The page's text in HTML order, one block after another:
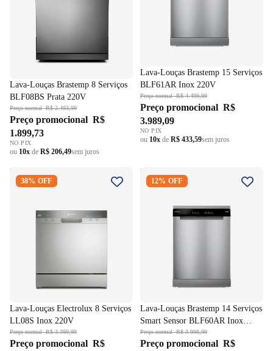
Lava-Louças Brastemp 8 Serviços
BLF08BS Prata 220V
Preço normalR$ 2.493,99
Preço promocional R$
1.899,73
NO PIX
ou 10x de R$ 206,49sem juros
Lava-Louças Brastemp 15 Serviços
BLF61AR Inox 220V
Preço normalR$ 4.499,99
Preço promocional R$
3.989,09
NO PIX
ou 10x de R$ 433,59sem juros
Lava-Louças Electrolux 8
Serviços LL08S Inox 220V
38% OFF
Lava-Louças Electrolux 8 Serviços
LL08S Inox 220V
Preço normalR$ 3.399,99
Preço promocional R$
Lava-Louças Brastemp 14
Serviços Smart Sensor
12% OFF
Lava-Louças Brastemp 14 Serviços
Smart Sensor BLF60AR Inox
220V
Preço normalR$ 3.998,99
Preço promocional R$